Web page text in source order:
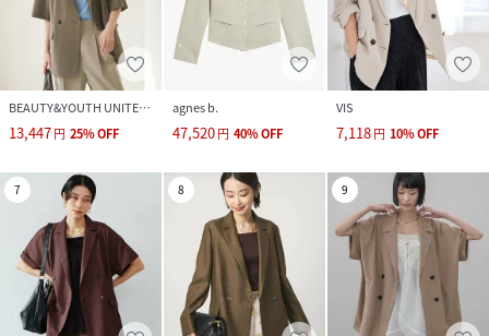
BEAUTY&YOUTH UNITED ARROWS
13,447円 25%OFF
agnes b.
47,520円 40%OFF
VIS
7,118円 10%OFF
7 8 9